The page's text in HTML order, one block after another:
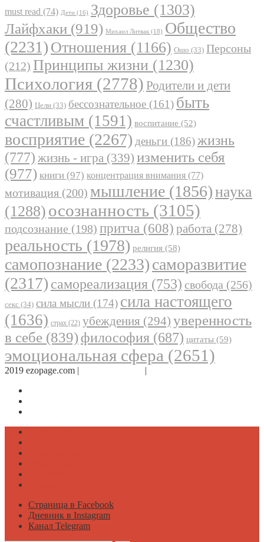
must read (74) Дети (16) Здоровье (1303)
Лайфхаки (919) Михаил Литвак (18) Общество
(2231) Отношения (1166) Ошо (33) Персоны
(212) Принципы жизни (1230)
Психология (2778) Родители и дети
(280) Цели (33) бессознательное (161) быть
счастливым (1591) воспитание (52)
восприятие (2267) деньги (186)жизнь
(777) жизнь - игра (339) изменить себя
(977) книги (97) концентрация внимания (77)
мотивация (200) мышление (1856)наука
(1288) осознанность (3105)
подсознание (198) притча (608) работа (278)
реальность (1978) религия (58)
самопознание (2233)саморазвитие
(2317) самореализация (753) свобода (256)
секс (34) сила мысли (174) сила настоящего
(1636) страх (22) убеждения (294) уверенность
в себе (839) философия (687) цитаты (59)
эмоциональная сфера (2651)
2019 ezopage.com | |
Страница в Facebook
Дневник в Instagram
Канал Telegram